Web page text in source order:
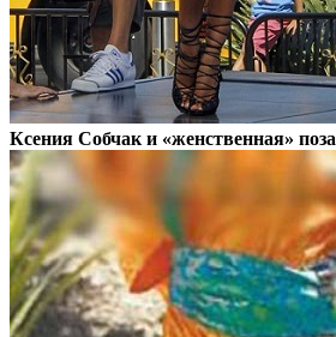
Ксения Собчак и «женственная» поза